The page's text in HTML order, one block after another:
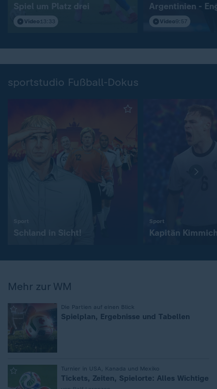
Spiel um Platz drei
Video 13:33
Argentinien -
Video9:57
sportstudio Fußball-Dokus
Schland in Sicht!
Sport
Kapitän
Mehr zur WM
Die Partien auf einen Blick
Spielplan, Ergebnisse und Tabellen
Turnier in USA, Kanada und Mexiko
Tickets, Zeiten, Spielorte: Alles Wichtige